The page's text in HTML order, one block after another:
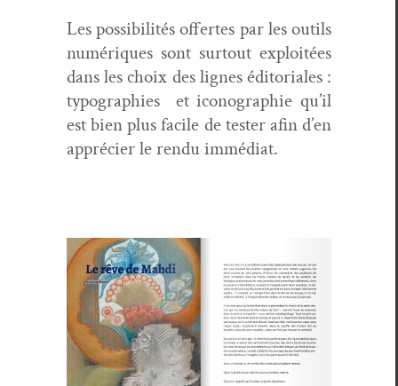
Les pos­si­bil­ités offertes par les out­ils
numériques sont surtout exploitées
dans les choix des lignes édi­to­ri­ales :
typogra­phies et icono­gra­phie qu’il
est bien plus facile de tester afin d’en
appréci­er le ren­du immédiat.